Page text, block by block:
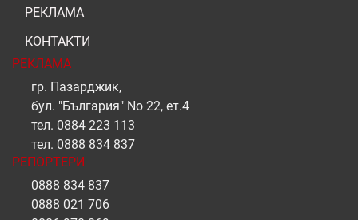
РЕКЛАМА
КОНТАКТИ
РЕКЛАМА
гр. Пазарджик,
бул. "България" No 22, ет.4
тел. 0884 223 113
тел. 0888 834 837
РЕПОРТЕРИ
0888 834 837
0888 021 706